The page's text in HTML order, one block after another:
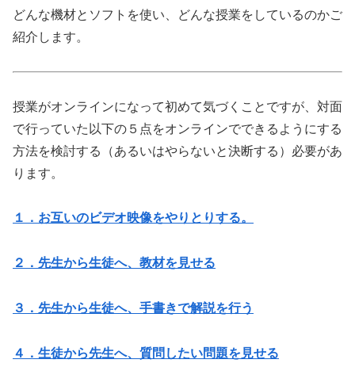
どんな機材とソフトを使い、どんな授業をしているのかご
紹介します。
授業がオンラインになって初めて気づくことですが、対面
で行っていた以下の５点をオンラインでできるようにする
方法を検討する（あるいはやらないと決断する）必要があ
ります。
１．お互いのビデオ映像をやりとりする。
２．先生から生徒へ、教材を見せる
３．先生から生徒へ、手書きで解説を行う
４．生徒から先生へ、質問したい問題を見せる